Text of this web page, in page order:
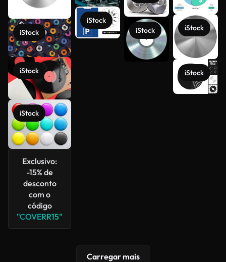
iStock
iStock
iStock
Exclusivo:
-15% de
desconto
com o
código
"COVERR15"
iStock
iStock iStock
iStock
Carregar mais